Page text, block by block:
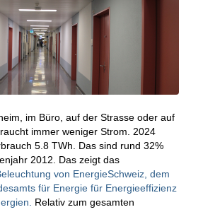
im Büro, auf der Strasse oder auf
immer weniger Strom. 2024
5.8 TWh. Das sind rund 32%
2012. Das zeigt das
von EnergieSchweiz, dem
für Energie für Energieeffizienz
Relativ zum gesamten